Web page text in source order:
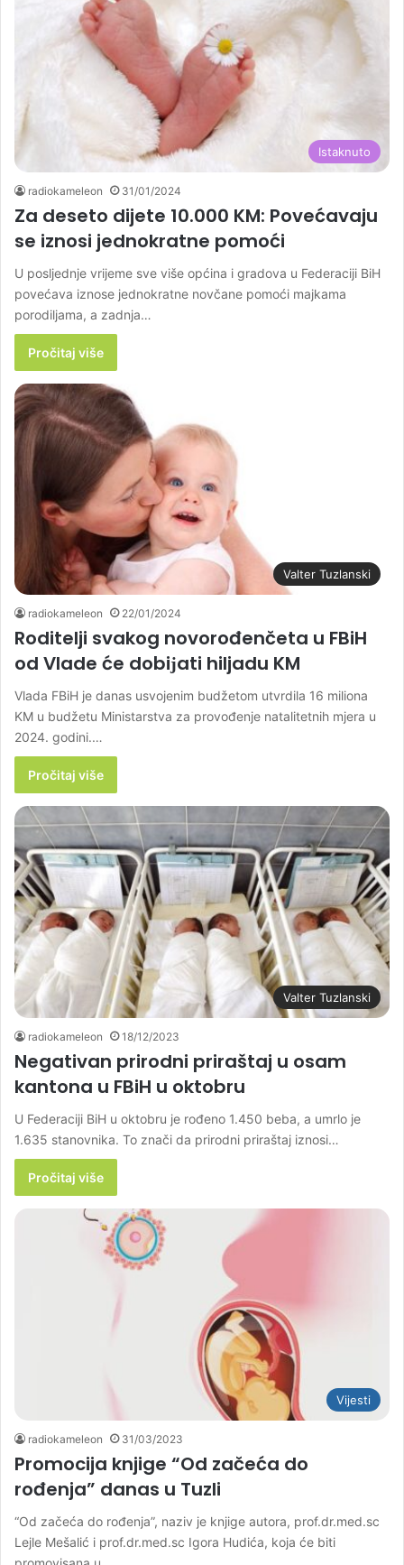
Istaknuto
radiokameleon 31/01/2024
Za deseto dijete 10.000 KM: Povećavaju
se iznosi jednokratne pomoći
U posljednje vrijeme sve više općina i gradova u Federaciji BiH
povećava iznose jednokratne novčane pomoći majkama
porodiljama, a zadnja…
Pročitaj više
Valter Tuzlanski
radiokameleon 22/01/2024
Roditelji svakog novorođenčeta u FBiH
od Vlade će dobiјati hiljadu KM
Vlada FBiH je danas usvojenim budžetom utvrdila 16 miliona
KM u budžetu Ministarstva za provođenje natalitetnih mjera u
2024. godini.…
Pročitaj više
Valter Tuzlanski
radiokameleon 18/12/2023
Negativan prirodni priraštaj u osam
kantona u FBiH u oktobru
U Federaciji BiH u oktobru je rođeno 1.450 beba, a umrlo je
1.635 stanovnika. To znači da prirodni priraštaj iznosi…
Pročitaj više
Vijesti
radiokameleon 31/03/2023
Promocija knjige “Od začeća do
rođenja” danas u Tuzli
“Od začeća do rođenja”, naziv je knjige autora, prof.dr.med.sc
Lejle Mešalić i prof.dr.med.sc Igora Hudića, koja će biti